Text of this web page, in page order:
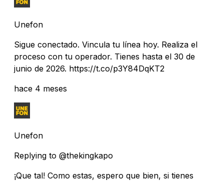
Unefon
Sigue conectado. Vincula tu línea hoy. Realiza el
proceso con tu operador. Tienes hasta el 30 de
junio de 2026. https://t.co/p3Y84DqKT2
hace 4 meses
Unefon
Replying to @thekingkapo
¡Que tal! Como estas, espero que bien, si tienes